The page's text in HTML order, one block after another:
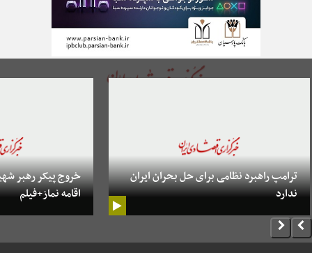
ترامپ راهبرد نظامی برای حل بحران ایران
ندارد
خروج پیکر رهبر
اقامه نماز+فیلم